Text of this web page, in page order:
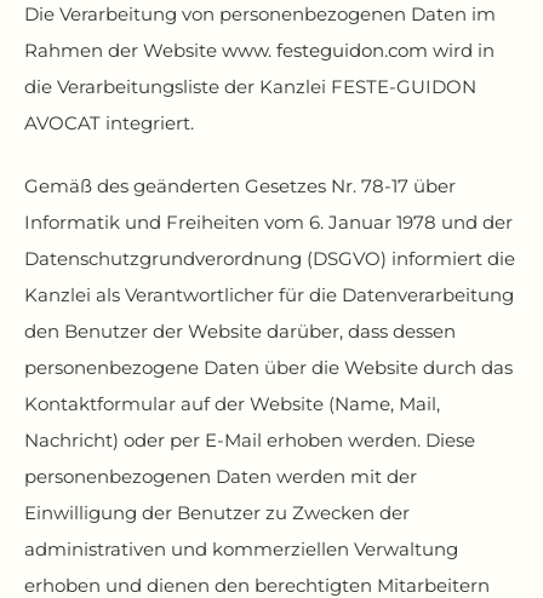
Die Verarbeitung von personenbezogenen Daten im
Rahmen der Website www. festeguidon.com wird in
die Verarbeitungsliste der Kanzlei FESTE-GUIDON
AVOCAT integriert.
Gemäß des geänderten Gesetzes Nr. 78-17 über
Informatik und Freiheiten vom 6. Januar 1978 und der
Datenschutzgrundverordnung (DSGVO) informiert die
Kanzlei als Verantwortlicher für die Datenverarbeitung
den Benutzer der Website darüber, dass dessen
personenbezogene Daten über die Website durch das
Kontaktformular auf der Website (Name, Mail,
Nachricht) oder per E-Mail erhoben werden. Diese
personenbezogenen Daten werden mit der
Einwilligung der Benutzer zu Zwecken der
administrativen und kommerziellen Verwaltung
erhoben und dienen den berechtigten Mitarbeitern